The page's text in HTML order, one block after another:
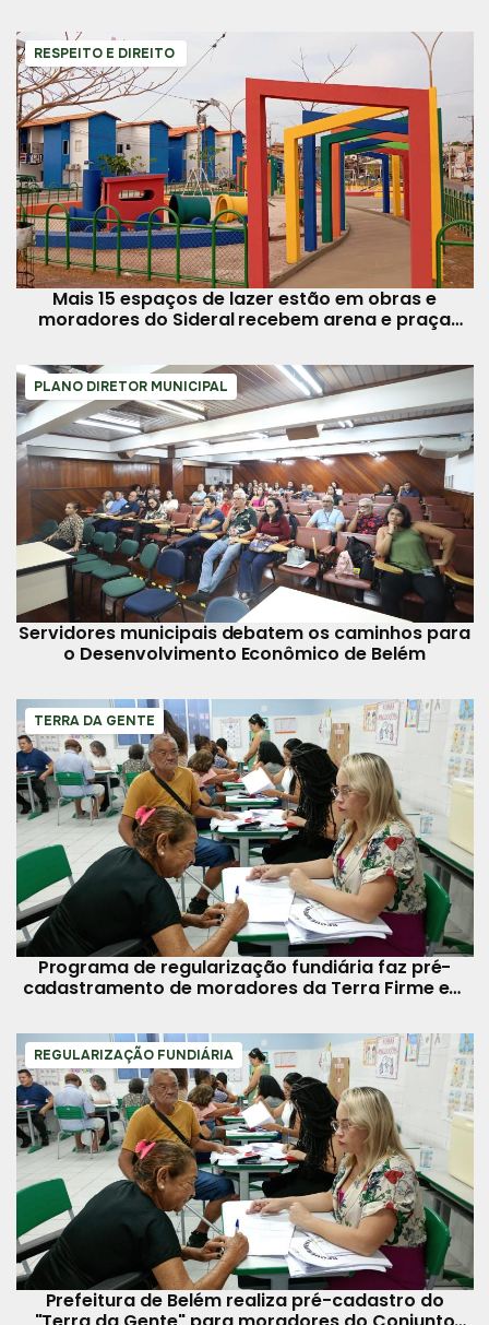
RESPEITO E DIREITO
Mais 15 espaços de lazer estão em obras e
moradores do Sideral recebem arena e praça
PLANO DIRETOR MUNICIPAL
Servidores municipais debatem os caminhos para
o Desenvolvimento Econômico de Belém
TERRA DA GENTE
Programa de regularização fundiária faz pré-
cadastramento de moradores da Terra Firme em
REGULARIZAÇÃO FUNDIÁRIA
Prefeitura de Belém realiza pré-cadastro do